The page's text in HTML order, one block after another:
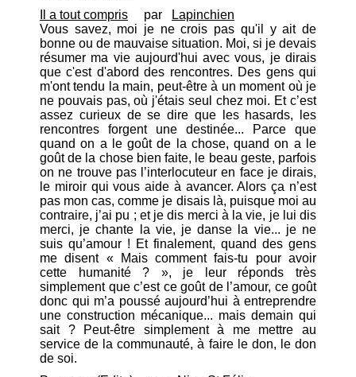
Il a tout compris par
Lapinchien
Vous savez, moi je ne crois pas qu'il y ait de
bonne ou de mauvaise situation. Moi, si je devais
résumer ma vie aujourd'hui avec vous, je dirais
que c'est d'abord des rencontres. Des gens qui
m'ont tendu la main, peut-être à un moment où je
ne pouvais pas, où j'étais seul chez moi. Et c’est
assez curieux de se dire que les hasards, les
rencontres forgent une destinée... Parce que
quand on a le goût de la chose, quand on a le
goût de la chose bien faite, le beau geste, parfois
on ne trouve pas l’interlocuteur en face je dirais,
le miroir qui vous aide à avancer. Alors ça n’est
pas mon cas, comme je disais là, puisque moi au
contraire, j’ai pu ; et je dis merci à la vie, je lui dis
merci, je chante la vie, je danse la vie... je ne
suis qu’amour ! Et finalement, quand des gens
me disent « Mais comment fais-tu pour avoir
cette humanité ? », je leur réponds très
simplement que c’est ce goût de l’amour, ce goût
donc qui m’a poussé aujourd’hui à entreprendre
une construction mécanique... mais demain qui
sait ? Peut-être simplement à me mettre au
service de la communauté, à faire le don, le don
de soi.